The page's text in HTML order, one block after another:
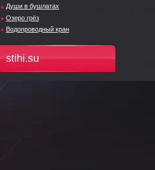
Души в бушлатах
Озеро грёз
Водопроводный кран
stihi.su